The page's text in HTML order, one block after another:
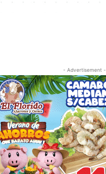
- Advertisement -